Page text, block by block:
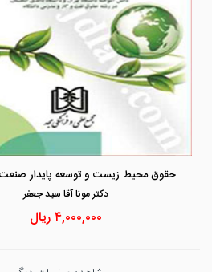
دكتر مونا آقا سيد جعفر
۴,۰۰۰,۰۰۰ریال